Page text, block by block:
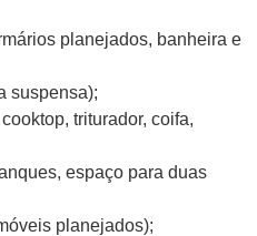
planejados, banheira e
suspensa);
triturador, coifa,
espaço para duas
planejados);